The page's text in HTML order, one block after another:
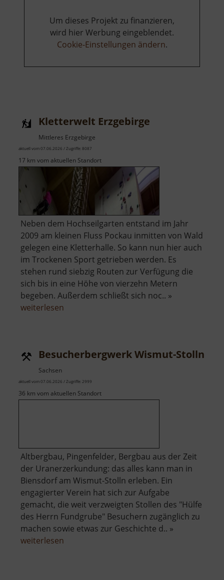
Um dieses Projekt zu finanzieren,
wird hier Werbung eingeblendet.
Cookie-Einstellungen ändern.
Kletterwelt Erzgebirge
Mittleres Erzgebirge
aktuell vom 07.06.2026 / Zugriffe: 8087
17 km vom aktuellen Standort
Neben dem Hochseilgarten entstand im Jahr
2009 am kleinen Fluss Pockau inmitten von Wald
gelegen eine Kletterhalle. So kann nun hier auch
im Trockenen Sport getrieben werden. Es
stehen rund siebzig Routen zur Verfügung die
sich bis in eine Höhe von vierzehn Metern
begeben. Außerdem schließt sich noc.. »
weiterlesen
Besucherbergwerk Wismut-Stolln
Sachsen
aktuell vom 07.06.2026 / Zugriffe: 2999
36 km vom aktuellen Standort
Altbergbau, Pingenfelder, Bergbau aus der Zeit
der Uranerzerkundung: das alles kann man in
Biensdorf am Wismut-Stolln erleben. Ein
engagierter Verein hat sich zur Aufgabe
gemacht, die weit verzweigten Stollen des "Hülfe
des Herrn Fundgrube" Besuchern zugänglich zu
machen sowie etwas zur Geschichte d.. »
weiterlesen